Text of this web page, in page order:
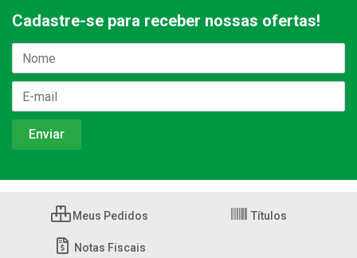
Cadastre-se para receber nossas ofertas!
Meus Pedidos Títulos
Notas Fiscais